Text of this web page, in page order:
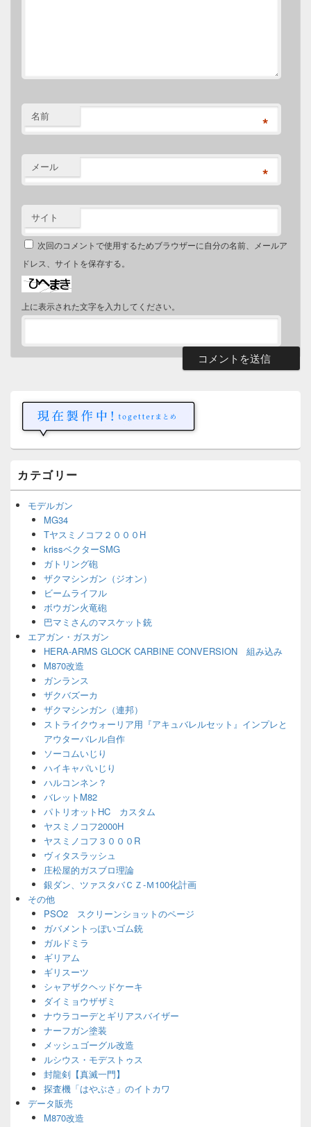
名前 *
メール *
サイト
次回のコメントで使用するためブラウザーに自分の名前、メールア
ドレス、サイトを保存する。
上に表示された文字を入力してください。
バ
ウ
ィ
ェ
カテゴリー
モデルガン
MG34
Tヤスミノコフ２０００H
krissベクターSMG
ガトリング砲
ザクマシンガン（ジオン）
ビームライフル
ボウガン火竜砲
巴マミさんのマスケット銃
エアガン・ガスガン
HERA-ARMS GLOCK CARBINE CONVERSION 組み込み
M870改造
ガンランス
ザクバズーカ
ザクマシンガン（連邦）
ストライクウォーリア用『アキュバレルセット』インプレと
アウターバレル自作
ソーコムいじり
ハイキャパいじり
ハルコンネン？
バレットM82
パトリオットHC カスタム
ヤスミノコフ2000H
ヤスミノコフ３０００R
ヴィタスラッシュ
庄松屋的ガスブロ理論
銀ダン、ツァスタバＣＺ-Ｍ100化計画
その他
PSO2 スクリーンショットのページ
ガバメントっぽいゴム銃
ガルドミラ
ギリアム
ギリスーツ
シャアザクヘッドケーキ
ダイミョウザザミ
ナウラコーデとギリアスバイザー
ナーフガン塗装
メッシュゴーグル改造
ルシウス・モデストゥス
封龍剣【真滅一門】
探査機「はやぶさ」のイトカワ
データ販売
M870改造